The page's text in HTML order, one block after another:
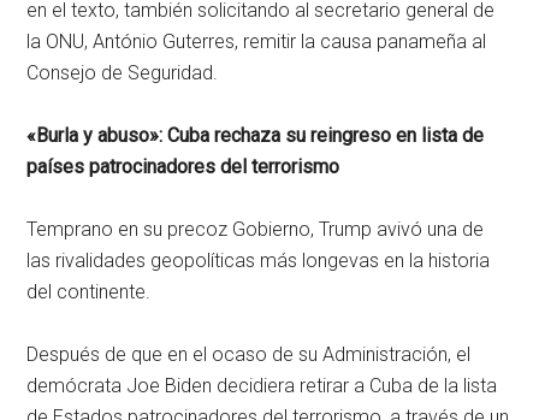
en el texto, también solicitando al secretario general de
la ONU, António Guterres, remitir la causa panameña al
Consejo de Seguridad.
«Burla y abuso»: Cuba rechaza su reingreso en lista de
países patrocinadores del terrorismo
Temprano en su precoz Gobierno, Trump avivó una de
las rivalidades geopolíticas más longevas en la historia
del continente.
Después de que en el ocaso de su Administración, el
demócrata Joe Biden decidiera retirar a Cuba de la lista